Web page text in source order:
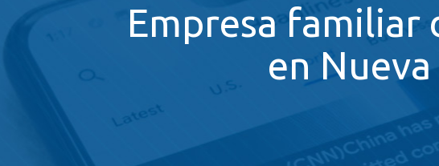
Empresa familiar
en